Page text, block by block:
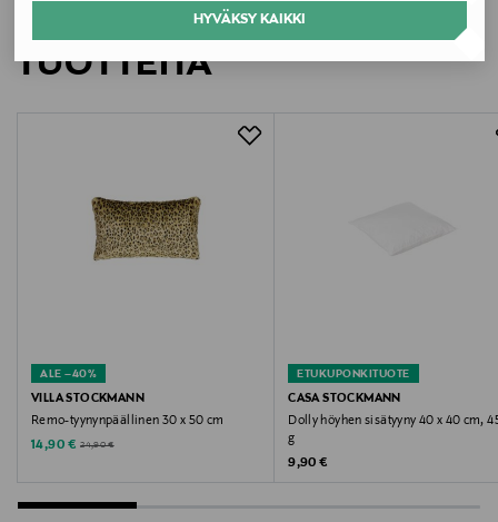
HYVÄKSY KAIKKI
support@vuori.com
lippis, hattu, urheilulippalakki, kesähattu, Vuori
LISÄÄ KIINNOSTAVIA
TUOTTEITA
ALE –40%
VILLA STOCKMANN
Remo-tyynynpäällinen 30 x 50 cm
Discounted Price
14,90 € Original Price
24,90 €
ETUKUPONKITUOTE
CASA STOCKMANN
Dolly höyhen sisätyyny 40 x 40 cm,
g
Original Price
9,90 €